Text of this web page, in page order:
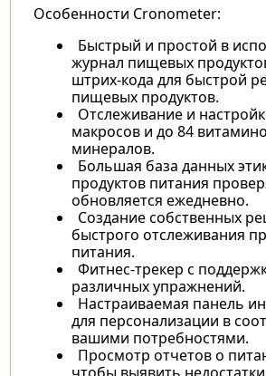
Особенности Cronometer:
Быстрый и простой в
журнал пищевых
штрих-кода для быстрой
пищевых продуктов.
Отслеживание и
макросов и до 84
минералов.
Большая база данных
продуктов питания
обновляется ежедневно.
Создание собственных
быстрого отслеживания
питания.
Фитнес-трекер с
различных упражнений.
Настраиваемая панель
для персонализации в
вашими потребностями.
Просмотр отчетов о